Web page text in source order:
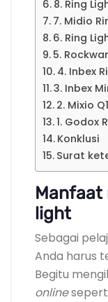
8. Ring
7. Midio
6. Ring
5.
4. Inbex
3. Inbex
2. Mixio
1. Godox
Konklusi
Surat
Manfaat
light
Sebagai
Anda harus
Begitu
online